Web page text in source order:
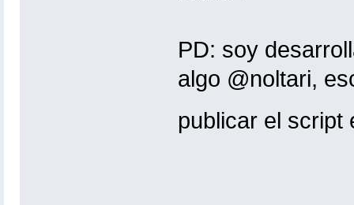
PD: soy
algo @noltari,
publicar el